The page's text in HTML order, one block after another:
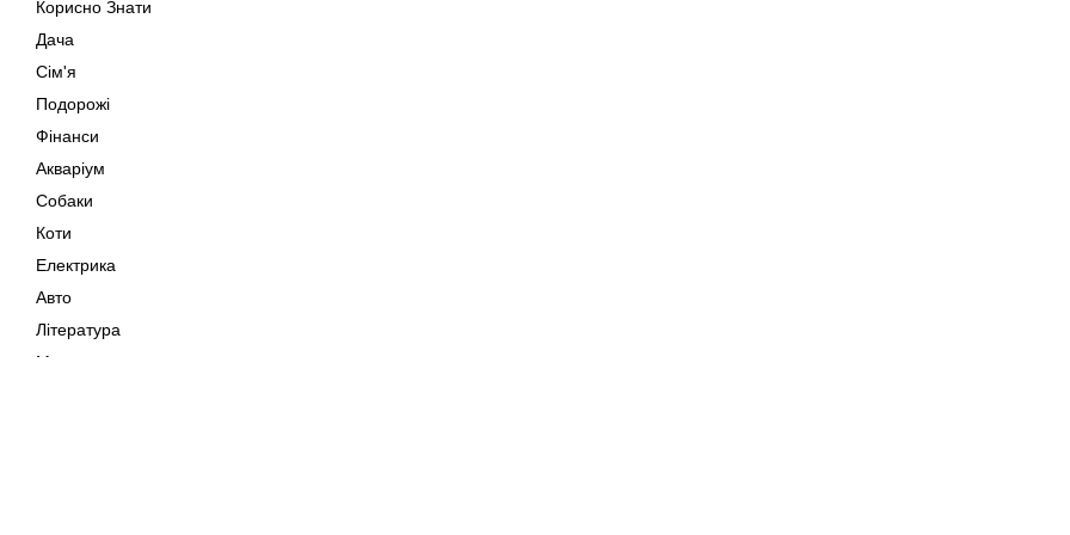
Корисно Знати
Дача
Сім'я
Подорожі
Фінанси
Акваріум
Собаки
Коти
Електрика
Авто
Література
Музика